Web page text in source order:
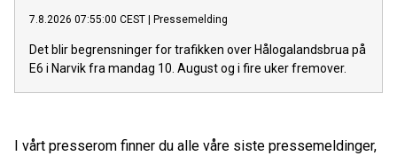
7.8.2026 07:55:00 CEST | Pressemelding
Det blir begrensninger for trafikken over Hålogalandsbrua på
E6 i Narvik fra mandag 10. August og i fire uker fremover.
I vårt presserom finner du alle våre siste pressemeldinger,